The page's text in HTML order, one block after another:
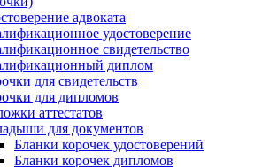
адвоката
удостоверение
свидетельство
диплом
для свидетельств
для дипломов
аттестатов
для документов
Бланки корочек удостоверений
Бланки корочек дипломов